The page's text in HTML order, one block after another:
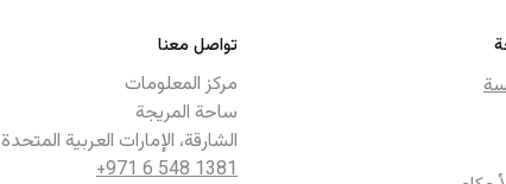
تواصل معنا
مركز المعلومات
ساحة المريجة
الشارقة، الإمارات العربية المتحدة
+971 6 548 1381